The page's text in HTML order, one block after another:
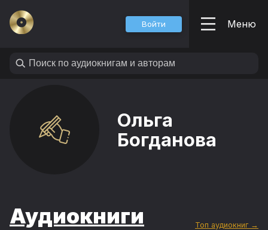
Войти Меню
Ольга
Богданова
Аудиокниги Топ аудиокниг →